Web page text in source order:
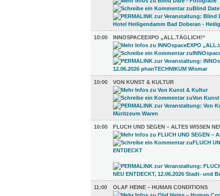
10:00 INNOSPACEEXPO „ALL.TÄGLICH!“
10:00 VON KUNST & KULTUR
10:00 FLUCH UND SEGEN – ALTES WISSEN
11:00 OLAF HEINE – HUMAN CONDITIONS